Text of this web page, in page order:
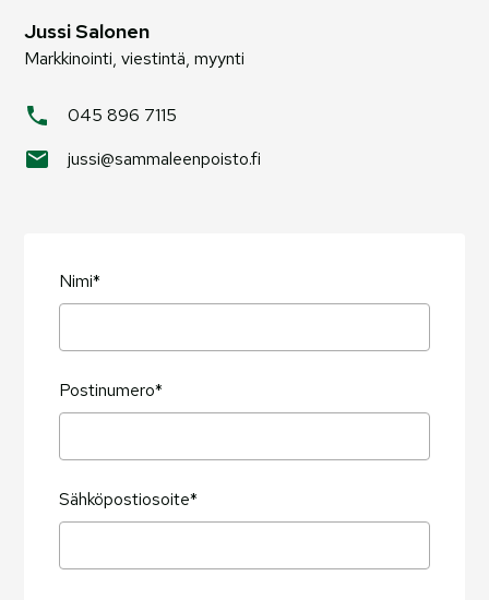
Jussi Salonen
Markkinointi, viestintä, myynti
045 896 7115
jussi@sammaleenpoisto.fi
Nimi*
Postinumero*
Sähköpostiosoite*